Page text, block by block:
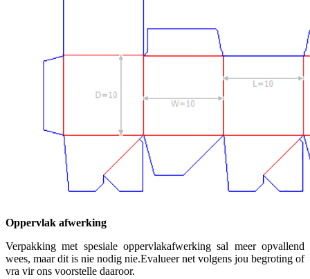
Oppervlak afwerking
Verpakking met spesiale oppervlakafwerking sal meer opvallend
wees, maar dit is nie nodig nie.Evalueer net volgens jou begroting of
vra vir ons voorstelle daaroor.